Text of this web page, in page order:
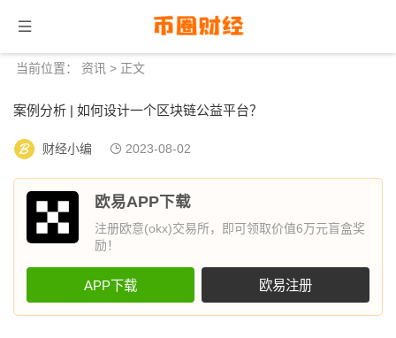
当前位置： 资讯 > 正文
案例分析 | 如何设计一个区块链公益平台？
财经小编 2023-08-02
欧易APP下载
注册欧意(okx)交易所，即可领取价值6万元盲盒奖
励！
APP下载 欧易注册